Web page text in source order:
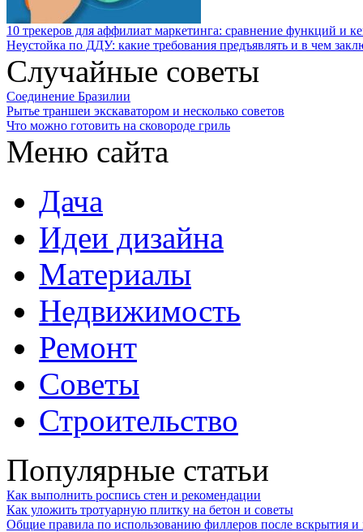
10 трекеров для аффилиат маркетинга: сравнение функций и
Неустойка по ДДУ: какие требования предъявлять и в чем
Случайные советы
Соединение Бразилии
Рытье траншеи экскаватором и несколько советов
Что можно готовить на сковороде гриль
Меню сайта
Дача
Идеи дизайна
Материалы
Недвижимость
Ремонт
Советы
Строительство
Популярные статьи
Как выполнить роспись стен и рекомендации
Как уложить тротуарную плитку на бетон и советы
Общие правила по использованию филлеров после вскрытия и